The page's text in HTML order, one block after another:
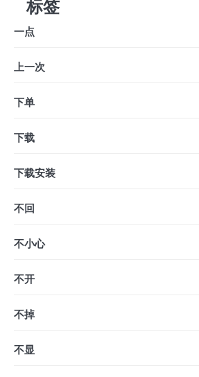
标签
一点
上一次
下单
下载
下载安装
不回
不小心
不开
不掉
不显